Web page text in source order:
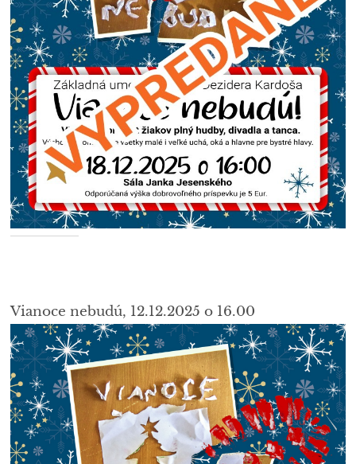
Vianoce nebudú, 12.12.2025 o 16.00